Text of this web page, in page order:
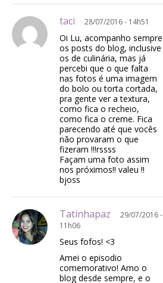
taci 28/07/2016 - 14h51
Oi Lu, acompanho sempre
os posts do blog, inclusive
os de culinária, mas já
percebi que o que falta
nas fotos é uma imagem
do bolo ou torta cortada,
pra gente ver a textura,
como fica o recheio,
como fica o creme. Fica
parecendo até que vocês
não provaram o que
fizeram !!!rssss
Façam uma foto assim
nos próximos!! valeu !!
bjoss
Tatinhapaz
29/07/2016 -
11h06
Seus fofos! <3
Amei o episodio
comemorativo! Amo o
blog desde sempre, e o